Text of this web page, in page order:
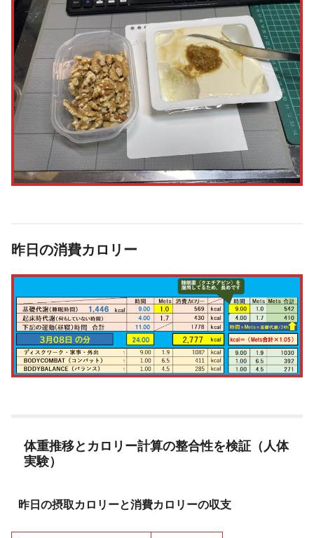
昨日の消費カロリー
体重推移とカロリー計算の整合性を検証（人体
実験）
昨日の摂取カロリーと消費カロリーの収支